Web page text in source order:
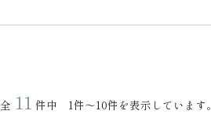
全 11 件中 1件～10件を表示しています。